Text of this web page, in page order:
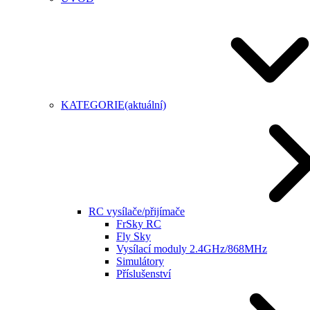
KATEGORIE(aktuální)
RC vysílače/přijímače
FrSky RC
Fly Sky
Vysílací moduly 2.4GHz/868MHz
Simulátory
Příslušenství